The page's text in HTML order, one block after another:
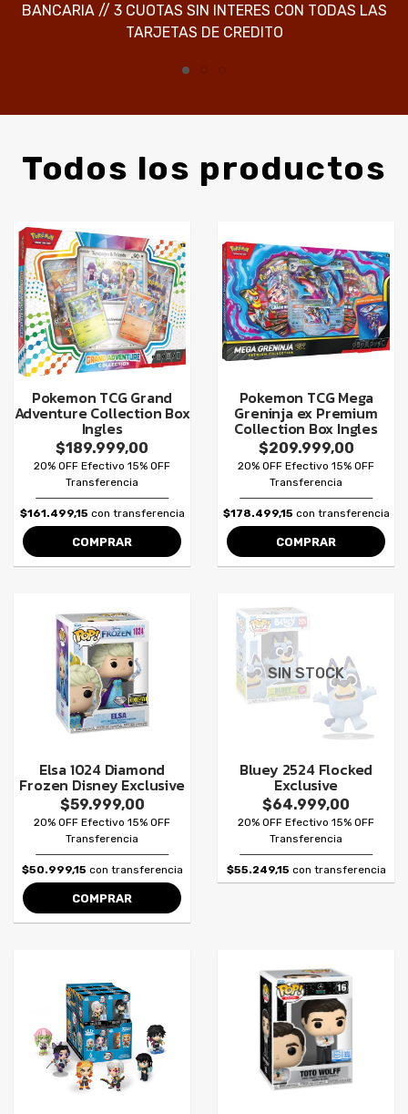
BANCARIA // 3 CUOTAS SIN INTERES CON TODAS LAS
TARJETAS DE CREDITO
Todos los productos
Pokemon TCG Grand
Adventure Collection Box
Ingles
$189.999,00
20% OFF Efectivo 15% OFF
Transferencia
$161.499,15 con transferencia
COMPRAR
Pokemon TCG Mega
Greninja ex Premium
Collection Box Ingles
$209.999,00
20% OFF Efectivo 15% OFF
Transferencia
$178.499,15 con transferencia
COMPRAR
Elsa 1024 Diamond
Frozen Disney Exclusive
$59.999,00
20% OFF Efectivo 15% OFF
Transferencia
$50.999,15 con transferencia
COMPRAR
SIN STOCK
Bluey 2524 Flocked
Exclusive
$64.999,00
20% OFF Efectivo 15% OFF
Transferencia
$55.249,15 con transferencia